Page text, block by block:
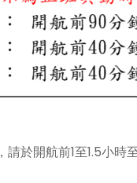
請於開航前1至1.5小時